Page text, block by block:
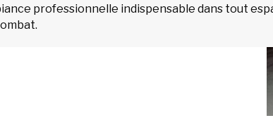
professionnelle indispensable dans tout